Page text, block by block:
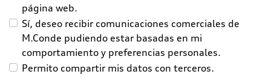
página web.
Sí, deseo recibir comunicaciones comerciales de
M.Conde pudiendo estar basadas en mi
comportamiento y preferencias personales.
Permito compartir mis datos con terceros.